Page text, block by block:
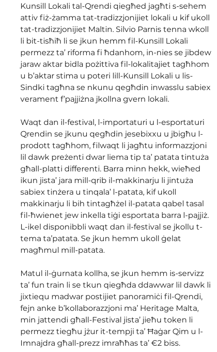
Kunsill Lokali tal-Qrendi qiegħed jagħti s-sehem
attiv fiż-żamma tat-tradizzjonijiet lokali u kif ukoll
tat-tradizzjonijiet Maltin. Silvio Parnis tenna wkoll
li bit-tisħiħ li se jkun hemm fil-Kunsill Lokali
permezz ta’ riforma fi ħdanhom, in-nies se jibdew
jaraw aktar bidla pożittiva fil-lokalitajiet tagħhom
u b’aktar stima u poteri lill-Kunsill Lokali u lis-
Sindki tagħna se nkunu qegħdin inwasslu sabiex
verament f’pajjiżna jkollna gvern lokali.
Waqt dan il-festival, l-importaturi u l-esportaturi
Qrendin se jkunu qegħdin jesebixxu u jbigħu l-
prodott tagħhom, filwaqt li jagħtu informazzjoni
lil dawk preżenti dwar liema tip ta’ patata tintuża
għall-platti differenti. Barra minn hekk, wieħed
ikun jista’ jara mill-qrib il-makkinarju li jintuża
sabiex tinżera u tinqala’ l-patata, kif ukoll
makkinarju li bih tintagħżel il-patata qabel tasal
fil-ħwienet jew inkella tiġi esportata barra l-pajjiż.
L-ikel disponibbli waqt dan il-festival se jkollu t-
tema ta’patata. Se jkun hemm ukoll ġelat
magħmul mill-patata.
Matul il-ġurnata kollha, se jkun hemm is-servizz
ta’ fun train li se tkun qiegħda ddawwar lil dawk li
jixtiequ madwar postijiet panoramiċi fil-Qrendi,
fejn anke b’kollaborazzjoni ma’ Heritage Malta,
min jattendi għall-Festival jista’ jieħu token li
permezz tiegħu jżur it-tempji ta’ Ħaġar Qim u l-
Imnajdra għall-prezz imraħħas ta’ €2 biss.